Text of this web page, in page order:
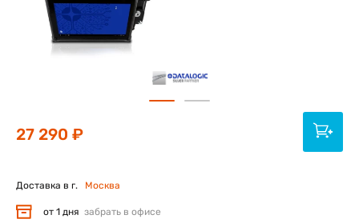
27 290 ₽
Доставка в г. Москва
от 1 дня забрать в офисе